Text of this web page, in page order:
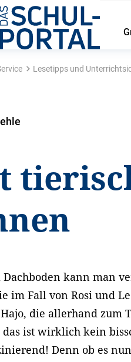
Lesetipps und
kann man
im Fall von Rosi und
die allerhand zum
das ist wirklich kein
Denn ob es